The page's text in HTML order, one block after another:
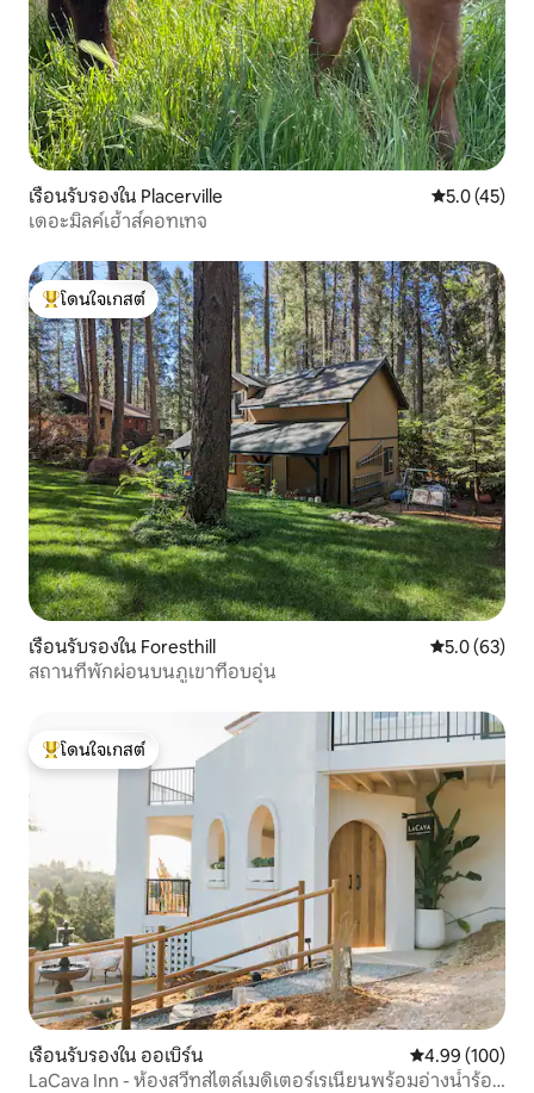
เรือนรับรองใน Placerville คะแนนเฉลี่ย
5.0 (45)
เดอะมิลค์เฮ้าส์คอทเทจ
โดนใจเกสต์ที่สุด
โดนใจเกสต์
เรือนรับรองใน Foresthill คะแนนเฉลี่ย
5.0 (63)
สถานที่พักผ่อนบนภูเขาที่อบอุ่น
โดนใจเกสต์ที่สุด
โดนใจเกสต์
เรือนรับรองใน ออเบิร์น คะแนนเฉลี่ย
4.99 (100)
LaCava Inn - ห้องสวีทสไตล์เมดิเตอร์เรเนียนพร้อมอ่างน้ำร้อน